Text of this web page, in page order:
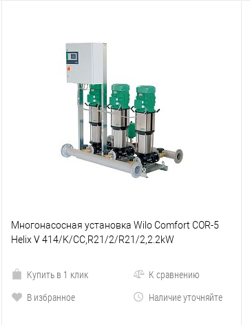
Многонасосная установка Wilo Comfort COR-5
Helix V 414/K/CC,R21/2/R21/2,2.2kW
Купить в 1 клик
К сравнению
В избранное
Наличие уточняйте